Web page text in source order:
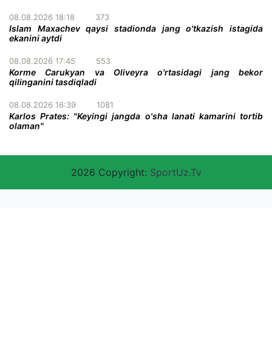
08.08.2026 18:18 373
Islam Maxachev qaysi stadionda jang o'tkazish istagida
ekanini aytdi
08.08.2026 17:45 553
Korme Carukyan va Oliveyra o'rtasidagi jang bekor
qilinganini tasdiqladi
08.08.2026 16:39 1081
Karlos Prates: "Keyingi jangda o'sha lanati kamarini tortib
olaman"
2026 Copyright: SportUz.Tv